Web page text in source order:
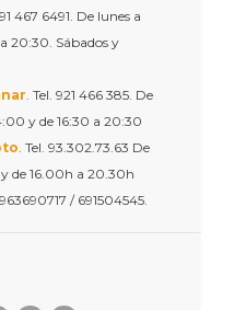
467 6491. De lunes a
20:30. Sábados y
. Tel. 921 466 385. De
y de 16:30 a 20:30
. Tel. 93.302.73.63 De
y de 16.00h a 20.30h
/ 691504545.